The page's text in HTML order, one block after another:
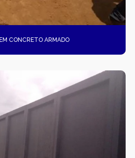
CONCRETO ARMADO